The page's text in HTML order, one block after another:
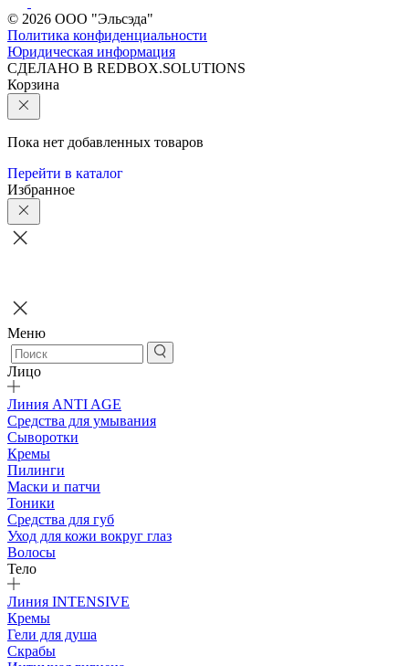
© 2026 ООО "Эльсэда"
Политика конфиденциальности
Юридическая информация
CДЕЛАНО В REDBOX.SOLUTIONS
Корзина
Пока нет добавленных товаров
Перейти в каталог
Избранное
Меню
Лицо
Линия ANTI AGE
Средства для умывания
Сыворотки
Кремы
Пилинги
Маски и патчи
Тоники
Средства для губ
Уход для кожи вокруг глаз
Волосы
Тело
Линия INTENSIVE
Кремы
Гели для душа
Скрабы